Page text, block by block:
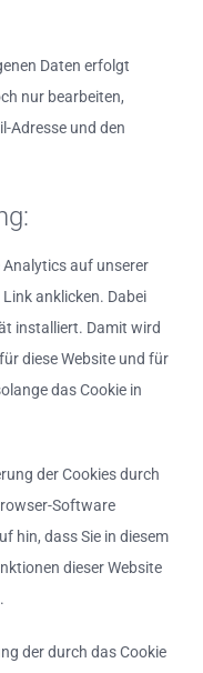
Daten erfolgt
nur bearbeiten,
Adresse und den
Analytics auf unserer
anklicken. Dabei
installiert. Damit wird
diese Website und für
das Cookie in
der Cookies durch
Software
hin, dass Sie in diesem
dieser Website
der durch das Cookie